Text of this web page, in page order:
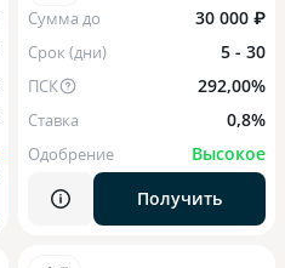
Сумма до 30 000 ₽
Срок (дни) 5 - 30
ПСК 292,00%
Ставка 0,8%
Одобрение
Высокое
Получить